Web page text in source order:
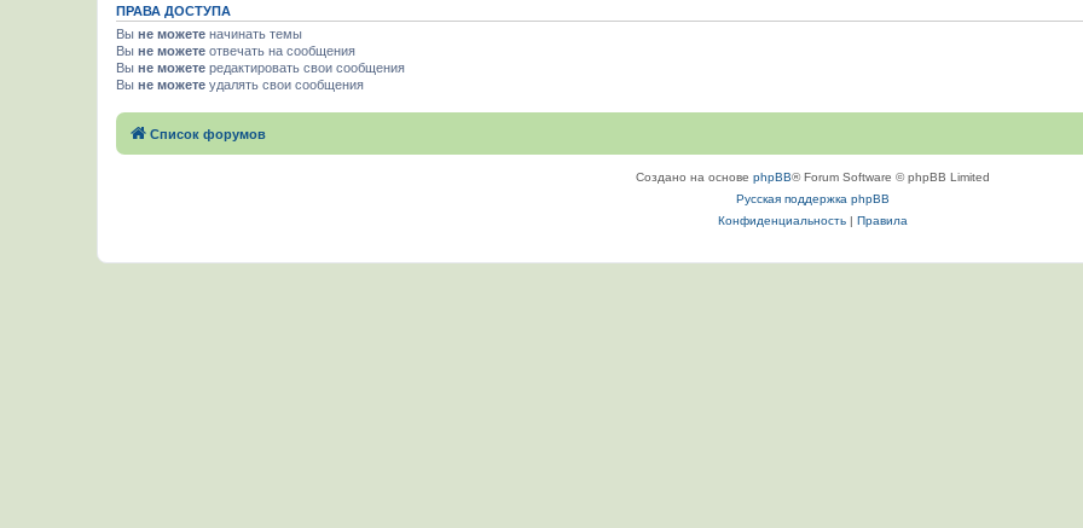
ПРАВА ДОСТУПА
Вы не можете начинать темы
Вы не можете отвечать на сообщения
Вы не можете редактировать свои сообщения
Вы не можете удалять свои сообщения
Список форумов
Создано на основе phpBB® Forum Software © phpBB Limited
Русская поддержка phpBB
Конфиденциальность| Правила